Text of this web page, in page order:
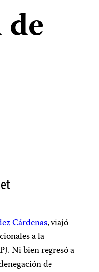
Cárdenas, viajó
a la
Ni bien regresó a
de